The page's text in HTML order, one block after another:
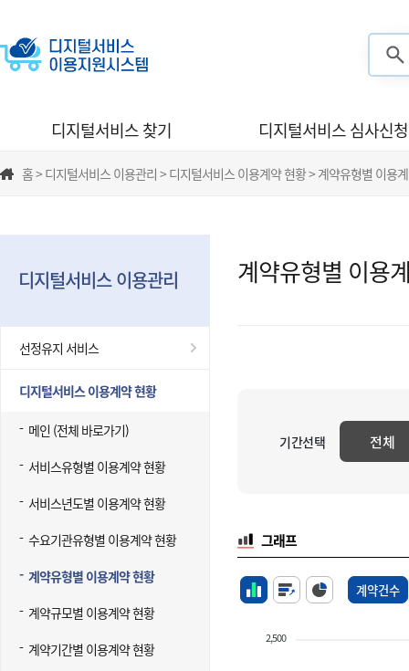
디지털서비스 찾기 디지털서비스 심사신청
홈 > 디지털서비스 이용관리 > 디지털서비스 이용계약 현황 > 계약유형별 이용
디지털서비스 이용관리
선정유지 서비스
디지털서비스 이용계약 현황
메인 (전체 바로가기)
서비스유형별 이용계약 현황
서비스년도별 이용계약 현황
수요기관유형별 이용계약 현황
계약유형별 이용계약 현황
계약규모별 이용계약 현황
계약기간별 이용계약 현황
계약유형별 이용
기간선택 전체
그래프
계약건수
2,500